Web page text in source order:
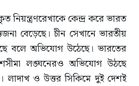
নিয়ন্ত্রণরেখাকে কেন্দ্র করে ভারত
বেড়েছে। চীন সেখানে ভারতীয়
বলে অভিযোগ উঠেছে। ভারতের
লঙ্ঘনেরও অভিযোগ উঠছে
লাদাখ ও উত্তর সিকিমে দুই দেশই